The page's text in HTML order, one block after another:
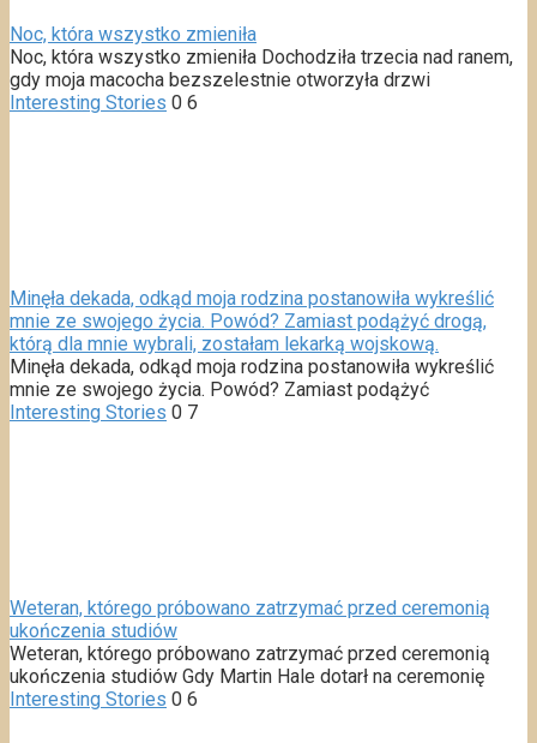
Noc, która wszystko zmieniła
Noc, która wszystko zmieniła Dochodziła trzecia nad ranem,
gdy moja macocha bezszelestnie otworzyła drzwi
Interesting Stories 0 6
Minęła dekada, odkąd moja rodzina postanowiła wykreślić
mnie ze swojego życia. Powód? Zamiast podążyć drogą,
którą dla mnie wybrali, zostałam lekarką wojskową.
Minęła dekada, odkąd moja rodzina postanowiła wykreślić
mnie ze swojego życia. Powód? Zamiast podążyć
Interesting Stories 0 7
Weteran, którego próbowano zatrzymać przed ceremonią
ukończenia studiów
Weteran, którego próbowano zatrzymać przed ceremonią
ukończenia studiów Gdy Martin Hale dotarł na ceremonię
Interesting Stories 0 6